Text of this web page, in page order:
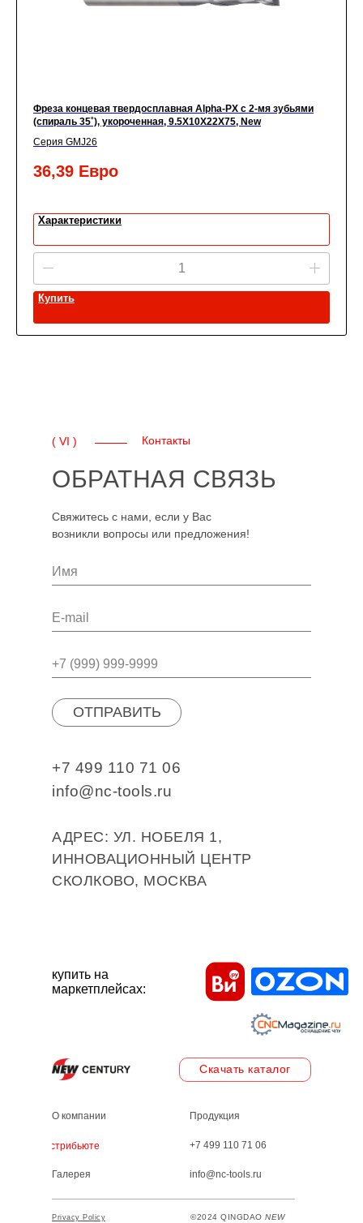
Фреза концевая твердосплавная Alpha-PX c 2-мя зубьями
(спираль 35˚), укороченная, 9.5X10X22X75, New
Серия GMJ26
36,39 Евро
Характеристики
Купить
ОБРАТНАЯ СВЯЗЬ
Свяжитесь с нами, если у Вас
возникли вопросы или предложения!
+7 499 110 71 06
info@nc-tools.ru
АДРЕС: УЛ. НОБЕЛЯ 1,
ИННОВАЦИОННЫЙ ЦЕНТР
СКОЛКОВО, МОСКВА
ОТПРАВИТЬ
( VI ) Контакты
+7 499 110 71 06
info@nc-tools.ru
©2024 QINGDAO NEW
Privacy Policy
Скачать каталог
О компании Продукция
Галерея
Дистрибьютеры
купить на
маркетплейсах: